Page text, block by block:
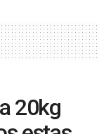
20kg